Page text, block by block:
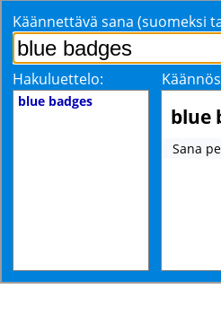
Käännettävä sana (suomeksi
Hakuluettelo:
blue badges
blue
Sana